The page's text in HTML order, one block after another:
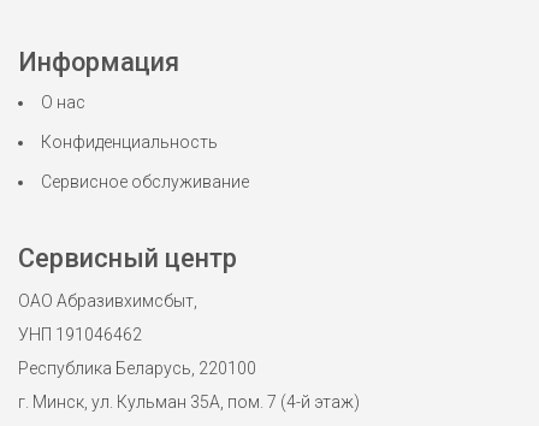
Информация
О нас
Конфиденциальность
Сервисное обслуживание
Сервисный центр
ОАО Абразивхимсбыт,
УНП 191046462
Республика Беларусь, 220100
г. Минск, ул. Кульман 35А, пом. 7 (4-й этаж)